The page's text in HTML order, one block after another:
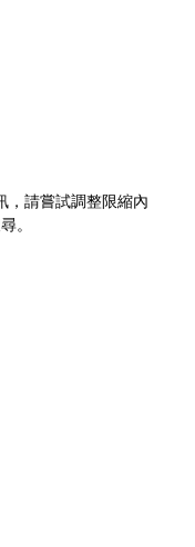
，請嘗試調整限縮內
。